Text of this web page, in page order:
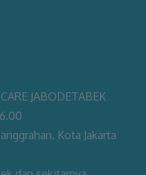
JABODETABEK
Kota Jakarta